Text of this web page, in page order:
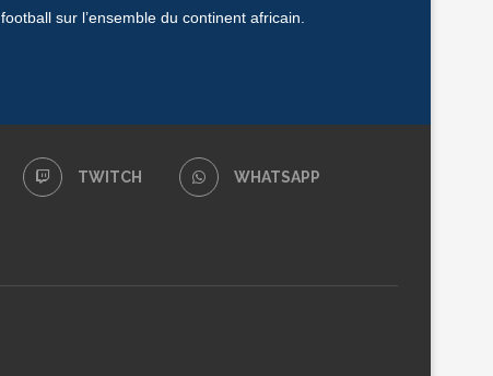
football sur l’ensemble du continent africain.
TWITCH WHATSAPP